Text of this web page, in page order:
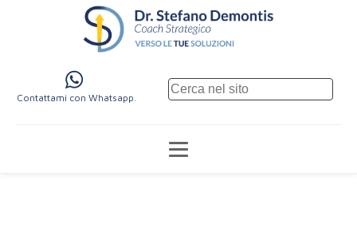
Contattami con Whatsapp.